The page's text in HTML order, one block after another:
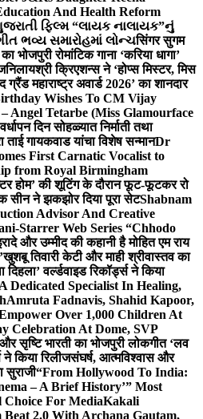
And Health Reform
ફિલ્મ “લાયક નાલાયક”નું
ભવ્ય સમારોહમાં લોન્ચसिंगर सुगम
भोजपुरी रोमांटिक गाना ‘करिया धागा’
निलायश्री क्रिएशन्स ने ‘होप्स मिस्टर, मिस
महाराष्ट्र अवार्ड 2026’ का शानदार
Wishes To CM Vijay
Angel Tetarbe (Miss Glamourface
दिन सोहळ्यात निर्माती तथा
ताई गायकवाड यांचा विशेष सन्मानDr
First Carnatic Vocalist to
from Royal Birmingham
होम’ की शूटिंग के दौरान फूट-फूटकर रो
सीन ने झकझोर दिया पूरा सेटShabnam
Advisor And Creative
Starrer Web Series “Chhodo
और उम्मीद की कहानी है मोहित एम राय
खुशबू तिवारी केटी और माही श्रीवास्तव का
वर्ल्डवाइड रिकॉर्ड्स ने किया
Dedicated Specialist In Healing,
Amruta Fadnavis, Shahid Kapoor,
Over 1,000 Children At
Celebration At Dome, SVP
और सृष्टि भारती का भोजपुरी लोकगीत ‘लव
ने किया रिलीजसंघर्ष, आत्मविश्वास और
सुराजी“From Hollywood To India:
– A Brief History’” Most
Choice For MediaKakali
2.0 With Archana Gautam,